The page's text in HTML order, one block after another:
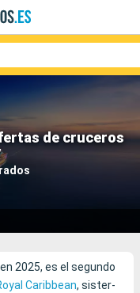
de cruceros
2025, es el segundo
Caribbean, sister-